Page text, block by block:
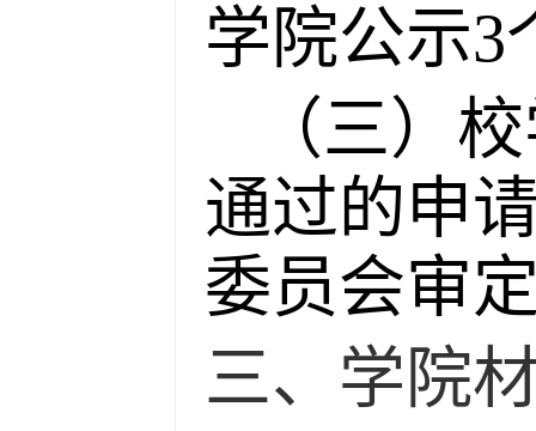
学院公示3
（三）
通过的申
委员会审
三、学院